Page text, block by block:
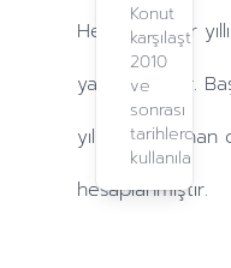
Konut
karşılaştırma,
2010
ve
sonrası
tarihlerde
kullanılabilir.
Hesaplamalar
yapılmaktadır.
yıllardayaşanan
hesaplanmıştır.